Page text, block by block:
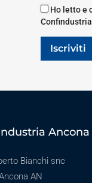
Ho letto e
Confindustria
Iscriviti
Ancona
Bianchi snc
AN